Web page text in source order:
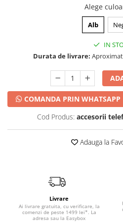
Alege
Alb
IN
Durata de livrare:
COMANDA PRIN WHATSAPP
Cod Produs: accesorii
Adauga la
Livrare
Ai livrare gratuita, cu verificare, la
comenzi de peste 1499 lei*. La
adresa sau la Easybox